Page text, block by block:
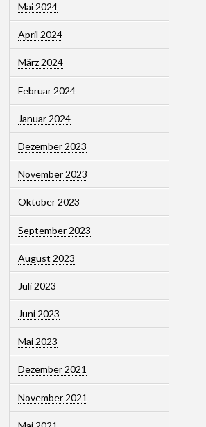
Mai 2024
April 2024
März 2024
Februar 2024
Januar 2024
Dezember 2023
November 2023
Oktober 2023
September 2023
August 2023
Juli 2023
Juni 2023
Mai 2023
Dezember 2021
November 2021